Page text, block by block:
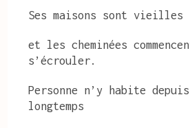
Ses maisons sont vieilles
et les cheminées
s’écrouler.
Personne n’y habite
longtemps